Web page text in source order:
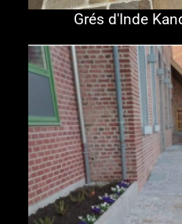
Grés d'Inde